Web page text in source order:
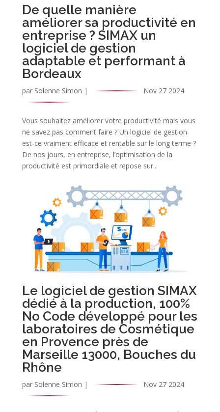
De quelle manière
améliorer sa productivité en
entreprise ? SIMAX un
logiciel de gestion
adaptable et performant à
Bordeaux
par Solenne Simon | Nov 27 2024
Vous souhaitez améliorer votre productivité mais vous
ne savez pas comment faire ? Un logiciel de gestion
est-ce vraiment efficace et rentable sur le long terme ?
De nos jours, en entreprise, l’optimisation de la
productivité est primordiale et repose sur...
Le logiciel de gestion SIMAX
dédié à la production, 100%
No Code développé pour les
laboratoires de Cosmétique
en Provence près de
Marseille 13000, Bouches du
Rhône
par Solenne Simon | Nov 27 2024